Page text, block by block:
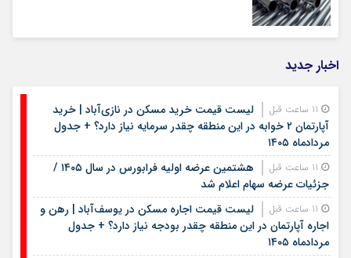
اخبار جدید
لیست قیمت خرید مسکن در نازی‌آباد | خرید
آپارتمان ۲ خوابه در این منطقه چقدر سرمایه نیاز دارد؟ + جدول
مردادماه ۱۴۰۵
هشتمین عرضه اولیه فرابورس در سال ۱۴۰۵ /
جزئیات عرضه سهام اعلام شد
لیست قیمت اجاره مسکن در یوسف‌آباد | رهن و
اجاره آپارتمان در این منطقه چقدر بودجه نیاز دارد؟ + جدول
مردادماه ۱۴۰۵